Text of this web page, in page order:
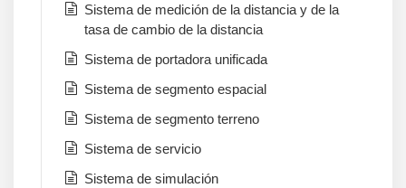
Sistema de medición de la distancia y de la
tasa de cambio de la distancia
Sistema de portadora unificada
Sistema de segmento espacial
Sistema de segmento terreno
Sistema de servicio
Sistema de simulación